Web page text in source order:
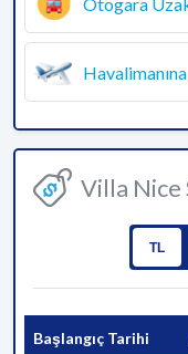
Villa Nice
TL
Başlangıç Tarihi